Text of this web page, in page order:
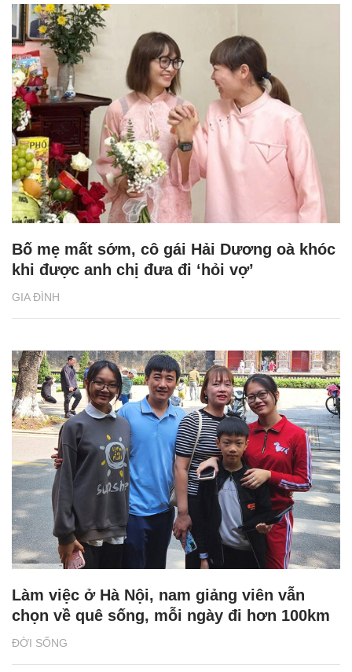
GIA ĐÌNH
Bố mẹ mất sớm, cô gái Hải Dương oà khóc
khi được anh chị đưa đi ‘hỏi vợ’
ĐỜI SỐNG
Làm việc ở Hà Nội, nam giảng viên vẫn
chọn về quê sống, mỗi ngày đi hơn 100km